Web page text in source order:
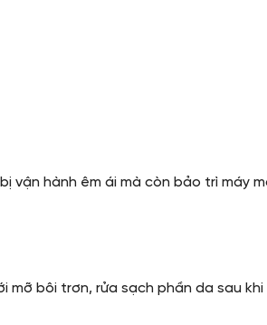
vận hành êm ái mà còn bảo trì máy
bôi trơn, rửa sạch phần da sau khi